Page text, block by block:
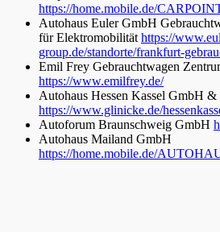
https://home.mobile.de/
Autohaus Euler GmbH
für Elektromobilität https://
group.de/standorte/frankfurt-
Emil Frey Gebrauchtwagen
https://www.emilfrey.de/
Autohaus Hessen Kassel GmbH
https://www.glinicke.de/
Autoforum Braunschweig GmbH
Autohaus Mailand GmbH
https://home.mobile.de/